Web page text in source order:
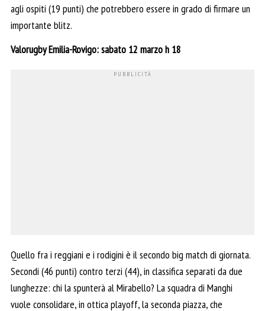
agli ospiti (19 punti) che potrebbero essere in grado di firmare un
importante blitz.
Valorugby Emilia-Rovigo: sabato 12 marzo h 18
Quello fra i reggiani e i rodigini è il secondo big match di giornata.
Secondi (46 punti) contro terzi (44), in classifica separati da due
lunghezze: chi la spunterà al Mirabello? La squadra di Manghi
vuole consolidare, in ottica playoff, la seconda piazza, che